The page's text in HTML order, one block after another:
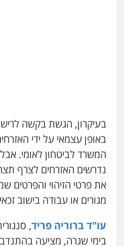
בעיקרון, הגשת בקשה
באופן עצמאי על ידי
המשרד לביטחון לאומי.
נדרשים האזרחים לצרף
את פרטי הזיהוי והפרטים
מגורים או עבודה בישוב
עו"ד ברוריה פריד,
בימי שגרה, מציעה